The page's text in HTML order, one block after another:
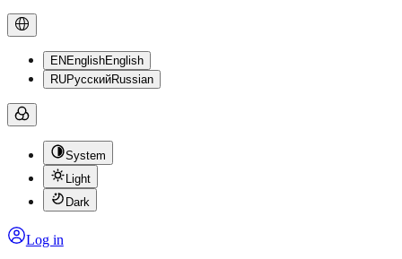
EN EnglishEnglish
RUРусскийRussian
System
Light
Dark
Log in